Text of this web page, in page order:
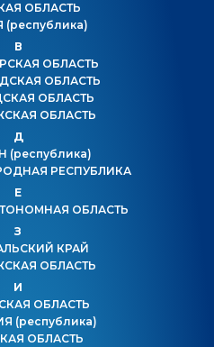
ОБЛАСТЬ
(республика)
В
ОБЛАСТЬ
ОБЛАСТЬ
ОБЛАСТЬ
ОБЛАСТЬ
Д
(республика)
РЕСПУБЛИКА
Е
ОБЛАСТЬ
З
КРАЙ
ОБЛАСТЬ
И
ОБЛАСТЬ
(республика)
ОБЛАСТЬ